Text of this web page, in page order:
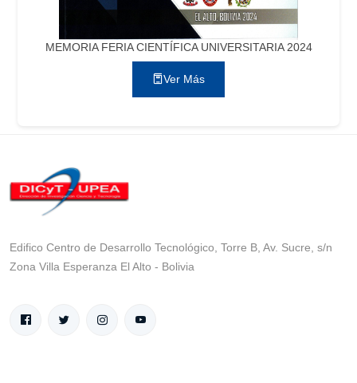
MEMORIA FERIA CIENTÍFICA UNIVERSITARIA 2024
Ver Más
Edifico Centro de Desarrollo Tecnológico, Torre B, Av. Sucre, s/n
Zona Villa Esperanza El Alto - Bolivia